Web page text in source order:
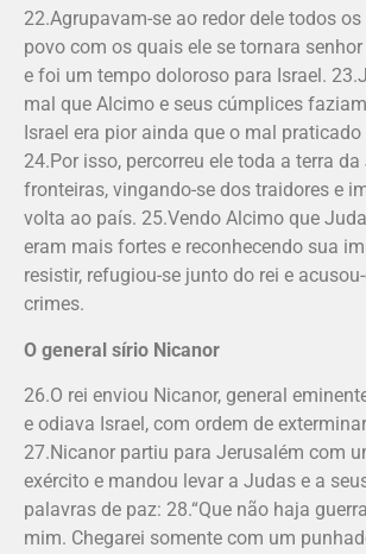
22.Agrupavam-se ao redor dele todos
povo com os quais ele se tornara
e foi um tempo doloroso para Israel.
mal que Alcimo e seus cúmplices
Israel era pior ainda que o mal
24.Por isso, percorreu ele toda a terra
fronteiras, vingando-se dos traidores e
volta ao país. 25.Vendo Alcimo que
eram mais fortes e reconhecendo sua
resistir, refugiou-se junto do rei e
crimes.
O general sírio Nicanor
26.O rei enviou Nicanor, general
e odiava Israel, com ordem de
27.Nicanor partiu para Jerusalém com
exército e mandou levar a Judas e a
palavras de paz: 28.“Que não haja
mim. Chegarei somente com um